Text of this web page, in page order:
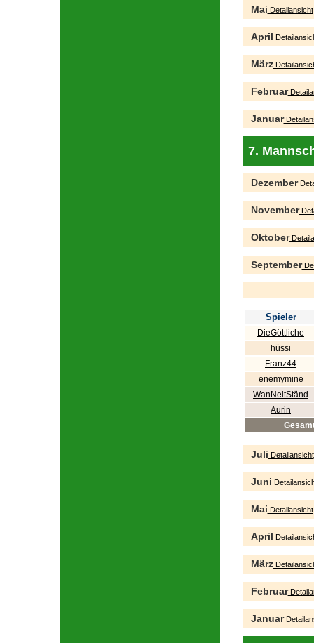
Mai Detailansicht
April
März
Februar
Januar
7.
Dezember
November
Oktober
September
Spieler
DieGöttliche
hüssi
Franz44
enemymine
WanNeitStänd
Aurin
Juli Detailansicht
Juni
Mai Detailansicht
April
März
Februar
Januar